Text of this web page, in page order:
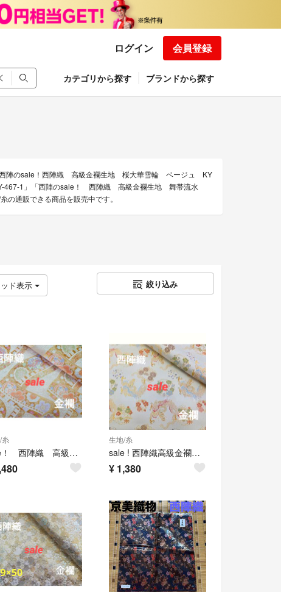
ログイン 会員登録
カテゴリから探す ブランドから探す
西陣のsale！西陣織 高級金襴生地 桜大華雪輪 ベージュ KY
467-1」「西陣のsale！ 西陣織 高級金襴生地 舞帯流水
通販できる商品を販売中です。
ド表示 絞り込み
糸
sale！ 西陣織 高級金襴生地 舞帯流水 白/金 KY-383-1
生地/糸
sale ! 西陣織高級金襴生地 龍華丸紋 白 KY-466-1
¥ 1,380